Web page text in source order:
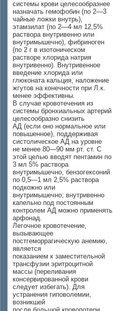
системы крови целесообразнее
назначать гемофобин (по 2—3
чайные ложки внутрь),
этамзилат (по 2—4 мл 12,5%
раствора внутривенно или
внутримышечно), фибриноген
(по 2 г в изотоническом
растворе хлорида натрия
внутривенно). Внутривенное
введение хлорида или
глюконата кальция, наложение
жгутов на конечности при Л.к.
менее эффективны.
В случае кровотечения из
системы бронхиальных артерий
целесообразно снизить
АД (если оно нормальное или
повышенное), поддерживая
систолическое АД на уровне
не менее 80—90 мм рт. ст. С
этой целью вводят пентамин по
3 мл 5% раствора
внутримышечно, бензогексоний
по 0,5—1 мл 2,5% раствора
подкожно или
внутримышечно; внутривенно
капельно под постоянным
контролем АД можно применять
арфонад.
Легочное кровотечение,
вызывающее
постгеморрагическую анемию,
является
показанием к заместительной
трансфузии эритроцитной
массы (переливания
консервированной крови
следует избегать). Для
устранения гиповолемии,
возникшей